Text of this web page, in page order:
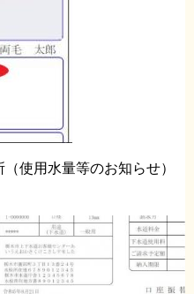
使用水量等のお知らせ）